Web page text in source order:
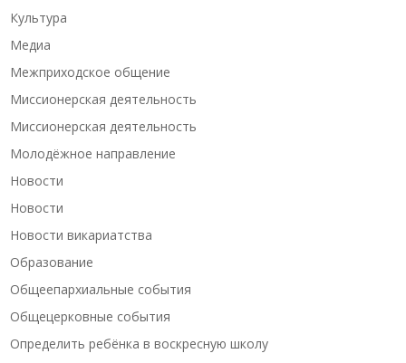
Культура
Медиа
Межприходское общение
Миссионерская деятельность
Миссионерская деятельность
Молодёжное направление
Новости
Новости
Новости викариатства
Образование
Общеепархиальные события
Общецерковные события
Определить ребёнка в воскресную школу